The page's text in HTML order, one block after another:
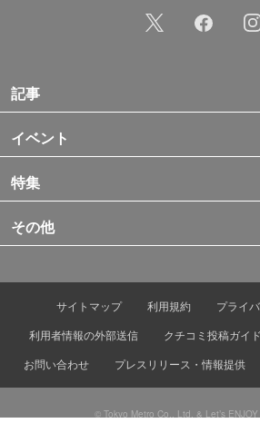
記事
イベント
特集
その他
サイトマップ 利用規約
プライ
利用者情報の外部送信
クチコミ投稿ガイ
お問い合わせ
プレスリリース・情報提供
© Tokyo Metro Co., Ltd. & Let’s